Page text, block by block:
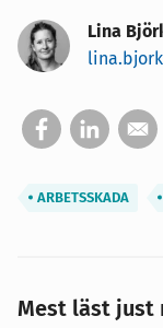
Lina
ARBETSSKADA
Mest läst just